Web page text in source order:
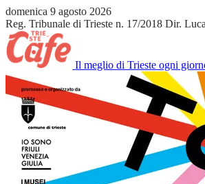
domenica 9 agosto 2026
Reg. Tribunale di Trieste n. 17/2018 Dir.
Il meglio di Trieste ogni